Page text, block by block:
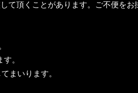
て頂くことがあります。ご不便をお
。
まいります。